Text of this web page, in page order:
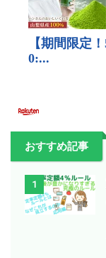
おすすめ記事
1